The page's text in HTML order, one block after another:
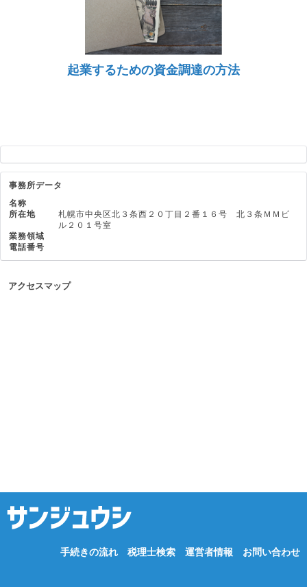
起業するための資金調達の方法
事務所データ
名称
所在地
札幌市中央区北３条西２０丁目２番１６号 北３条ＭＭビ
ル２０１号室
業務領域
電話番号
アクセスマップ
手続きの流れ 税理士検索 運営者情報 お問い合わせ